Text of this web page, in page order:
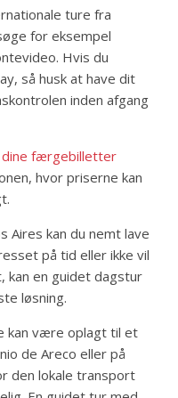
ture fra
for eksempel
Hvis du
så husk at have dit
inden afgang
dine færgebilletter
hvor priserne kan
Aires kan du nemt lave
på tid eller ikke vil
kan en guidet dagstur
løsning.
kan være oplagt til et
de Areco eller på
den lokale transport